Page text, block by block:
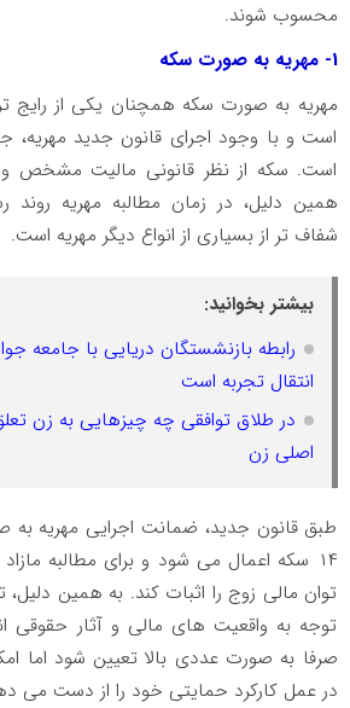
محسوب شوند.
1- مهریه به صورت سکه
مهریه به صورت سکه همچنان یکی از رایج
است و با وجود اجرای قانون جدید مهریه،
است. سکه از نظر قانونی مالیت مشخص و
همین دلیل، در زمان مطالبه مهریه روند
شفاف تر از بسیاری از انواع دیگر مهریه است.
بیشتر بخوانید:
رابطه بازنشستگان دریایی با جامعه
انتقال تجربه است
اصلی زن
طبق قانون جدید، ضمانت اجرایی مهریه
۱۴ سکه اعمال می شود و برای مطالبه مازاد
توان مالی زوج را اثبات کند. به همین دلیل،
توجه به واقعیت های مالی و آثار حقوقی
صرفا به صورت عددی بالا تعیین شود اما
در عمل کارکرد حمایتی خود را از دست می